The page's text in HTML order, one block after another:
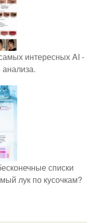
интересных AI -
списки
лук по кусочкам?